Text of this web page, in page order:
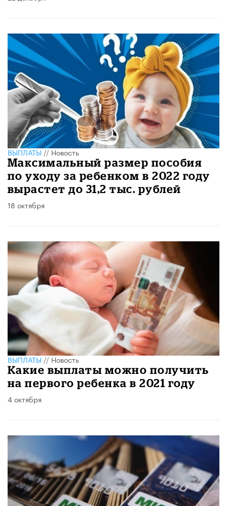
ВЫПЛАТЫ//Новость
Максимальный размер пособия
по уходу за ребенком в 2022 году
вырастет до 31,2 тыс. рублей
18 октября
ВЫПЛАТЫ//Новость
Какие выплаты можно получить
на первого ребенка в 2021 году
4 октября